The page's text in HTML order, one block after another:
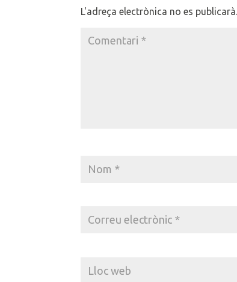
L'adreça electrònica no es publicarà.